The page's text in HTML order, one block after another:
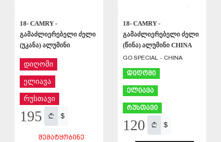
18- CAMRY -
გამაძლიერებელი ძელი
(უკანა) ალუმინი
დიღომი
ელიავა
რუსთავი
195 $
ᲨᲔᲛᲐᲢᲧᲝᲑᲘᲜᲔ
18- CAMRY -
გამაძლიერებელი ძელი
(წინა) ალუმინი CHINA
GO SPECIAL - CHINA
დიღომი
ელიავა
რუსთავი
120 $